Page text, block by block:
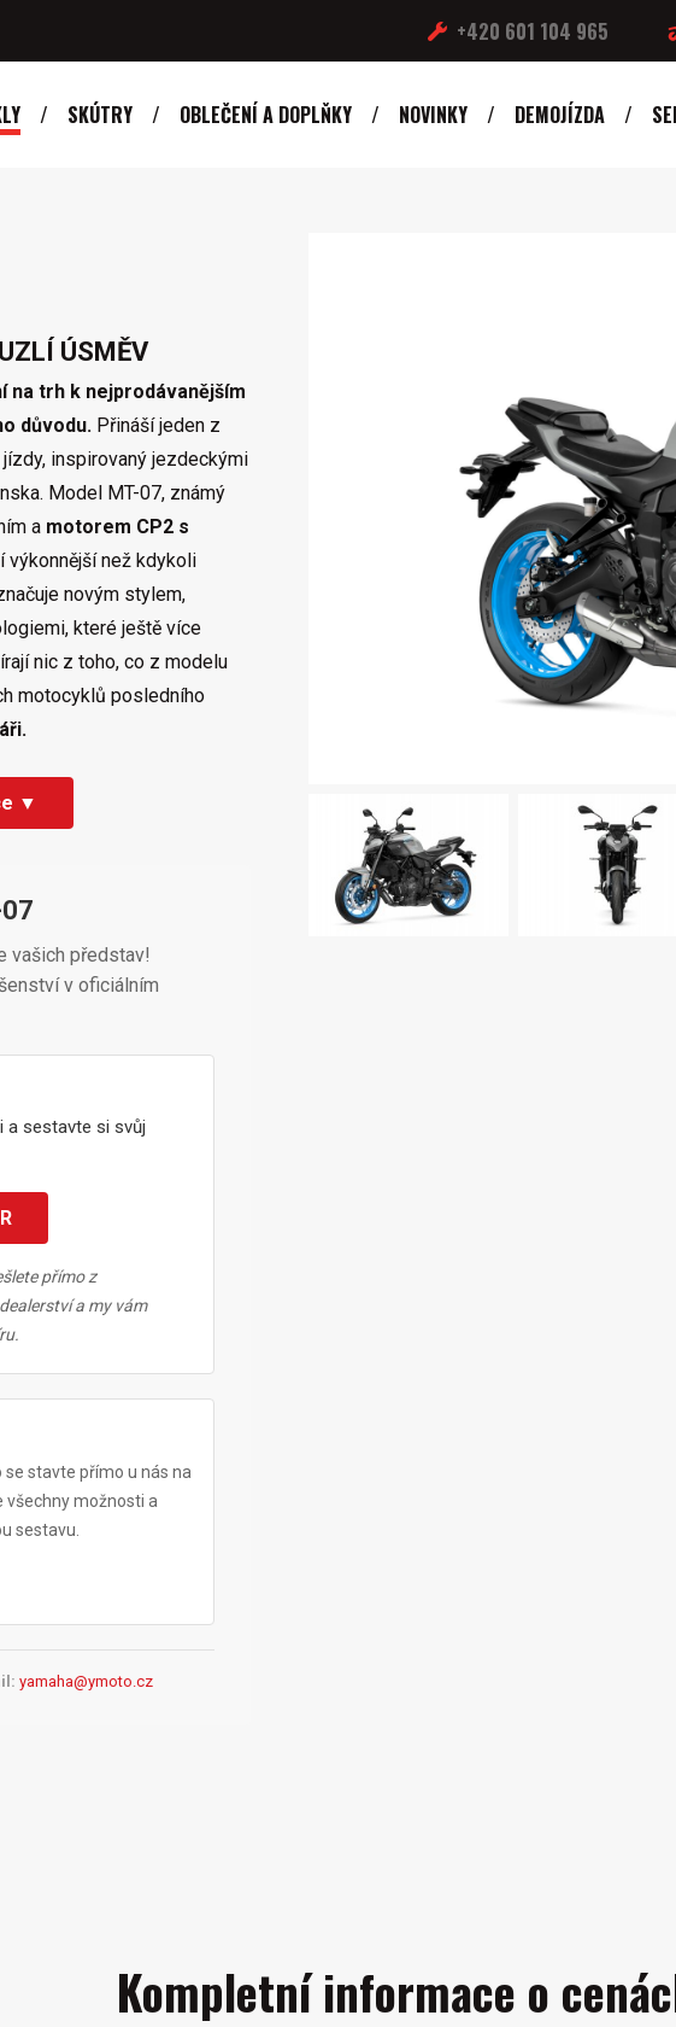
+420 601 104 965
SKÚTRY OBLEČENÍ A DOPLŇKY NOVINKY DEMOJÍZDA
ÚSMĚV
na trh k nejprodávanějším
důvodu. Přináší jeden z
inspirovaný jezdeckými
Model MT-07, známý
a motorem CP2 s
výkonnější než kdykoli
novým stylem,
které ještě více
nic z toho, co z modelu
motocyklů posledního
▼
vašich představ!
v oficiálním
a sestavte si svůj
přímo z
a my vám
stavte přímo u nás na
všechny možnosti a
sestavu.
yamaha@ymoto.cz
Kompletní informace o